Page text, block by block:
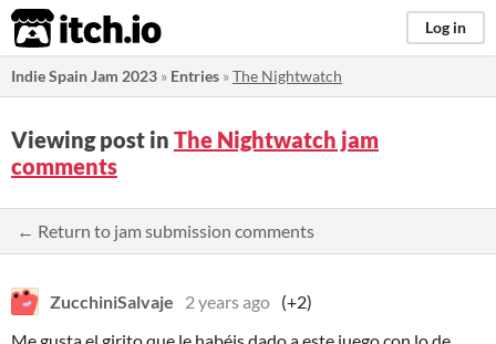
itch.io Log in
Indie Spain Jam 2023 » Entries »The Nightwatch
Viewing post in The Nightwatch jam
comments
← Return to jam submission comments
ZucchiniSalvaje 2 years ago (+2)